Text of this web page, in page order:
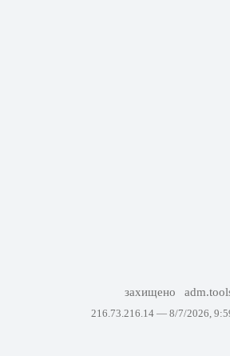
захищено
216.73.216.14 — 8/7/2026,